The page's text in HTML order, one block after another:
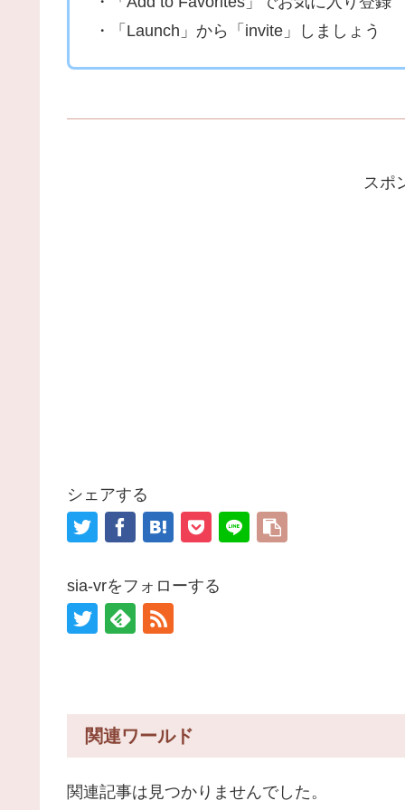
・「Launch」から「invite」しましょう
スポ
シェアする
sia-vrをフォローする
関連ワールド
関連記事は見つかりませんでした。